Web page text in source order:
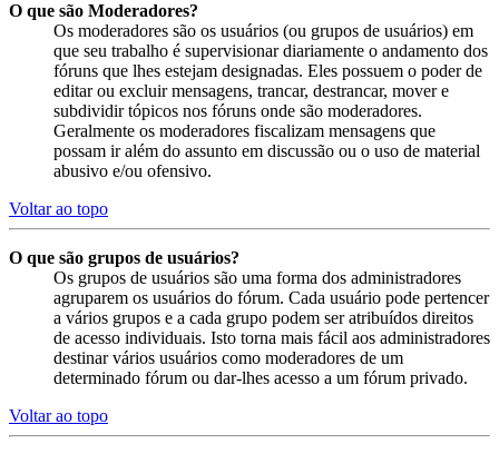
O que são Moderadores?
Os moderadores são os usuários (ou grupos de usuários) em
que seu trabalho é supervisionar diariamente o andamento dos
fóruns que lhes estejam designadas. Eles possuem o poder de
editar ou excluir mensagens, trancar, destrancar, mover e
subdividir tópicos nos fóruns onde são moderadores.
Geralmente os moderadores fiscalizam mensagens que
possam ir além do assunto em discussão ou o uso de material
abusivo e/ou ofensivo.
Voltar ao topo
O que são grupos de usuários?
Os grupos de usuários são uma forma dos administradores
agruparem os usuários do fórum. Cada usuário pode pertencer
a vários grupos e a cada grupo podem ser atribuídos direitos
de acesso individuais. Isto torna mais fácil aos administradores
destinar vários usuários como moderadores de um
determinado fórum ou dar-lhes acesso a um fórum privado.
Voltar ao topo